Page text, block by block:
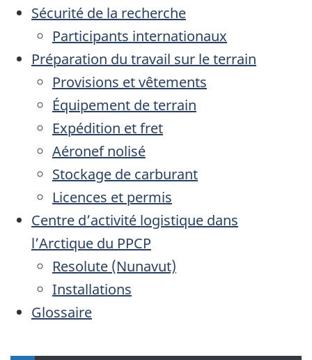
Sécurité de la recherche
Participants internationaux
Préparation du travail sur le terrain
Provisions et vêtements
Équipement de terrain
Expédition et fret
Aéronef nolisé
Stockage de carburant
Licences et permis
Centre d’activité logistique dans
l’Arctique du PPCP
Resolute (Nunavut)
Installations
Glossaire